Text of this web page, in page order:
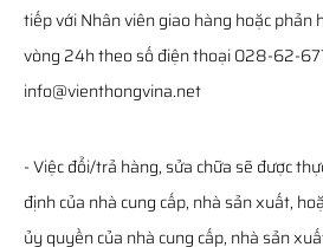
tiếp với Nhân viên giao hàng hoặc phản
vòng 24h theo số điện thoại 028-62-
info@vienthongvina.net
- Việc đổi/trả hàng, sửa chữa sẽ được
định của nhà cung cấp, nhà sản xuất,
ủy quyền của nhà cung cấp, nhà sản